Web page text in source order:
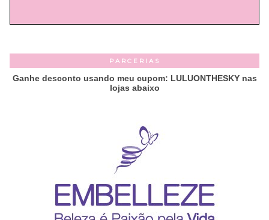
PARCERIAS
Ganhe desconto usando meu cupom: LULUONTHESKY nas
lojas abaixo